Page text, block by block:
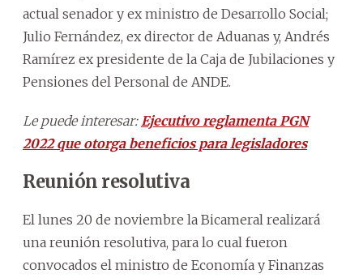
actual senador y ex ministro de Desarrollo Social;
Julio Fernández, ex director de Aduanas y, Andrés
Ramírez ex presidente de la Caja de Jubilaciones y
Pensiones del Personal de ANDE.
Le puede interesar: Ejecutivo reglamenta PGN
2022 que otorga beneficios para legisladores
Reunión resolutiva
El lunes 20 de noviembre la Bicameral realizará
una reunión resolutiva, para lo cual fueron
convocados el ministro de Economía y Finanzas